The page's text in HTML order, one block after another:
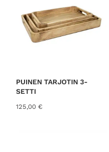
PUINEN TARJOTIN 3-
SETTI
125,00 €